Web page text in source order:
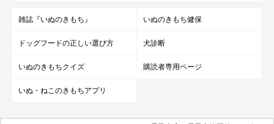
雑誌『いぬのきもち』 いぬのきもち健保
ドッグフードの正しい選び方 犬診断
いぬのきもちクイズ 購読者専用ページ
いぬ・ねこのきもちアプリ